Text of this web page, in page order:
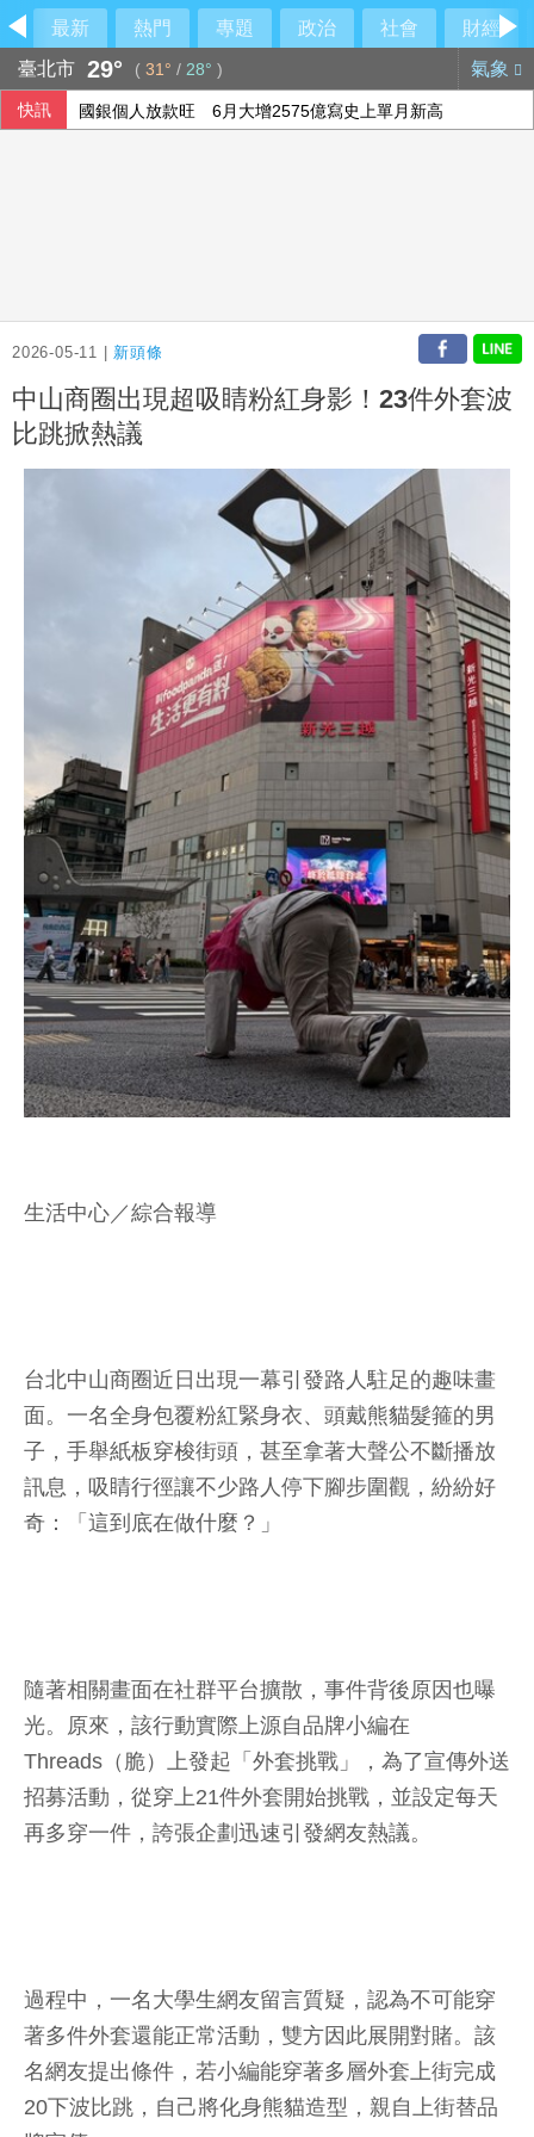
最新 熱門 專題 政治 社會
財經
臺北市 29° ( 31° / 28° ) 氣象
快訊 國銀個人放款旺 6月大增2575億寫史上單月新高
2026-05-11 | 新頭條
中山商圈出現超吸睛粉紅身影！23件外套波
比跳掀熱議
生活中心／綜合報導
台北中山商圈近日出現一幕引發路人駐足的趣味畫
面。一名全身包覆粉紅緊身衣、頭戴熊貓髮箍的男
子，手舉紙板穿梭街頭，甚至拿著大聲公不斷播放
訊息，吸睛行徑讓不少路人停下腳步圍觀，紛紛好
奇：「這到底在做什麼？」
隨著相關畫面在社群平台擴散，事件背後原因也曝
光。原來，該行動實際上源自品牌小編在
Threads（脆）上發起「外套挑戰」，為了宣傳外送
招募活動，從穿上21件外套開始挑戰，並設定每天
再多穿一件，誇張企劃迅速引發網友熱議。
過程中，一名大學生網友留言質疑，認為不可能穿
著多件外套還能正常活動，雙方因此展開對賭。該
名網友提出條件，若小編能穿著多層外套上街完成
20下波比跳，自己將化身熊貓造型，親自上街替品